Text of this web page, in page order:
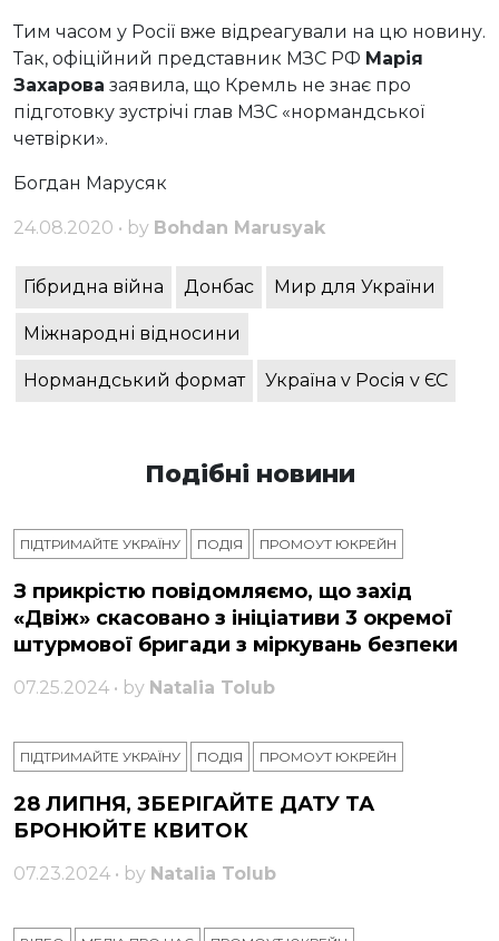
Тим часом у Росії вже відреагували на цю новину.
Так, офіційний представник МЗС РФ Марія
Захарова заявила, що Кремль не знає про
підготовку зустрічі глав МЗС «нормандської
четвірки».
Богдан Марусяк
24.08.2020 • by Bohdan Marusyak
Гібридна війна Донбас Мир для України
Міжнародні відносини
Нормандський формат Україна v Росія v ЄС
Подібні новини
ПІДТРИМАЙТЕ УКРАЇНУ ПОДІЯ ПРОМОУТ ЮКРЕЙН
З прикрістю повідомляємо, що захід
«Двіж» скасовано з ініціативи 3 окремої
штурмової бригади з міркувань безпеки
07.25.2024 • by Natalia Tolub
ПІДТРИМАЙТЕ УКРАЇНУ ПОДІЯ ПРОМОУТ ЮКРЕЙН
28 ЛИПНЯ, ЗБЕРІГАЙТЕ ДАТУ ТА
БРОНЮЙТЕ КВИТОК
07.23.2024 • by Natalia Tolub